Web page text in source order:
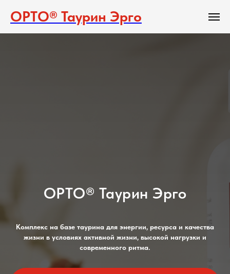
ОРТО® Таурин Эрго
ОРТО® Таурин Эрго
Комплекс на базе таурина для энергии, ресурса и качества
жизни в условиях активной жизни, высокой нагрузки и
современного ритма.